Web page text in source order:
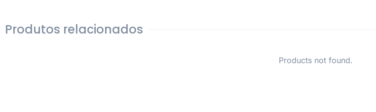
Produtos relacionados
Products not found.